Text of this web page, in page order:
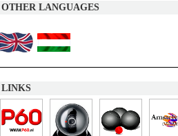
OTHER LANGUAGES
LINKS